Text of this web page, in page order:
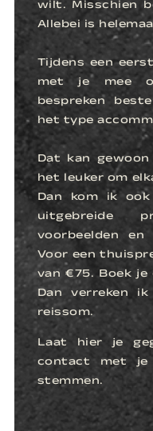
wilt. Misschien
Allebei is
Tijdens een
met je mee
bespreken
het type
Dat kan
het leuker om
Dan kom ik
uitgebreide
voorbeelden
Voor een
van €75. Boek
Dan verreken
reissom.
Laat hier je
contact met
stemmen.